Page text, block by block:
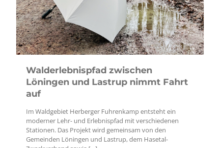
Walderlebnispfad zwischen
Löningen und Lastrup nimmt Fahrt
auf
Im Waldgebiet Herberger Fuhrenkamp entsteht ein
moderner Lehr- und Erlebnispfad mit verschiedenen
Stationen. Das Projekt wird gemeinsam von den
Gemeinden Löningen und Lastrup, dem Hasetal-